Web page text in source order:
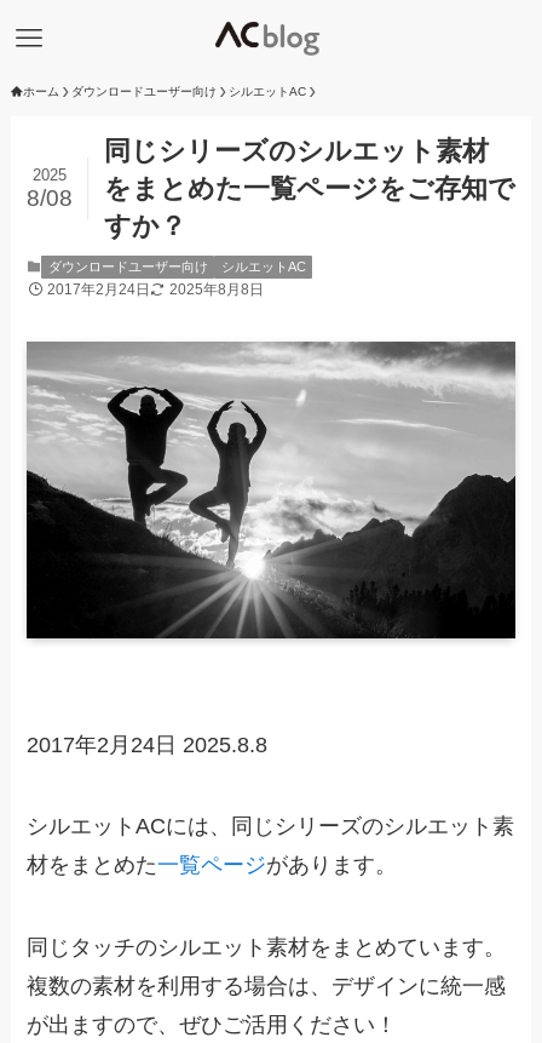
ホーム ダウンロードユーザー向け シルエットAC
同じシリーズのシルエット素材
をまとめた一覧ページをご存知で
すか？
2025
8/08
ダウンロードユーザー向け シルエットAC
2017年2月24日 2025年8月8日
2017年2月24日 2025.8.8
シルエットACには、同じシリーズのシルエット素
材をまとめた一覧ページがあります。
同じタッチのシルエット素材をまとめています。
複数の素材を利用する場合は、デザインに統一感
が出ますので、ぜひご活用ください！